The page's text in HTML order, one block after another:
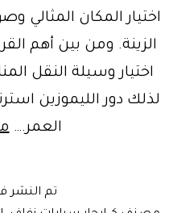
اختيار المكان المثالي
الزينة. ومن بين أهم
اختيار وسيلة النقل
لذلك دور الليموزين
العمر.…
تم النشر